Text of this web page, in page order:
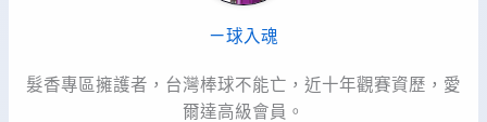
ㄧ球入魂
髮香專區擁護者，台灣棒球不能亡，近十年觀賽資歷，愛
爾達高級會員。